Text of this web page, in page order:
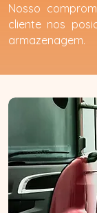
Nosso
cliente nos
armazenagem.